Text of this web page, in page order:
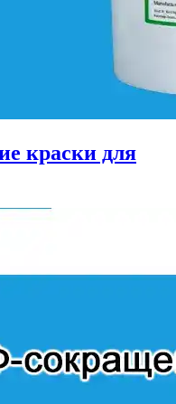
краски для